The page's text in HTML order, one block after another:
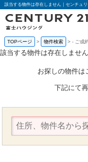
該当する物件は存在しません｜センチュ
TOPページ 物件検索 - ご成
該当する物件は存在しません
お探しの物件は
下記にて